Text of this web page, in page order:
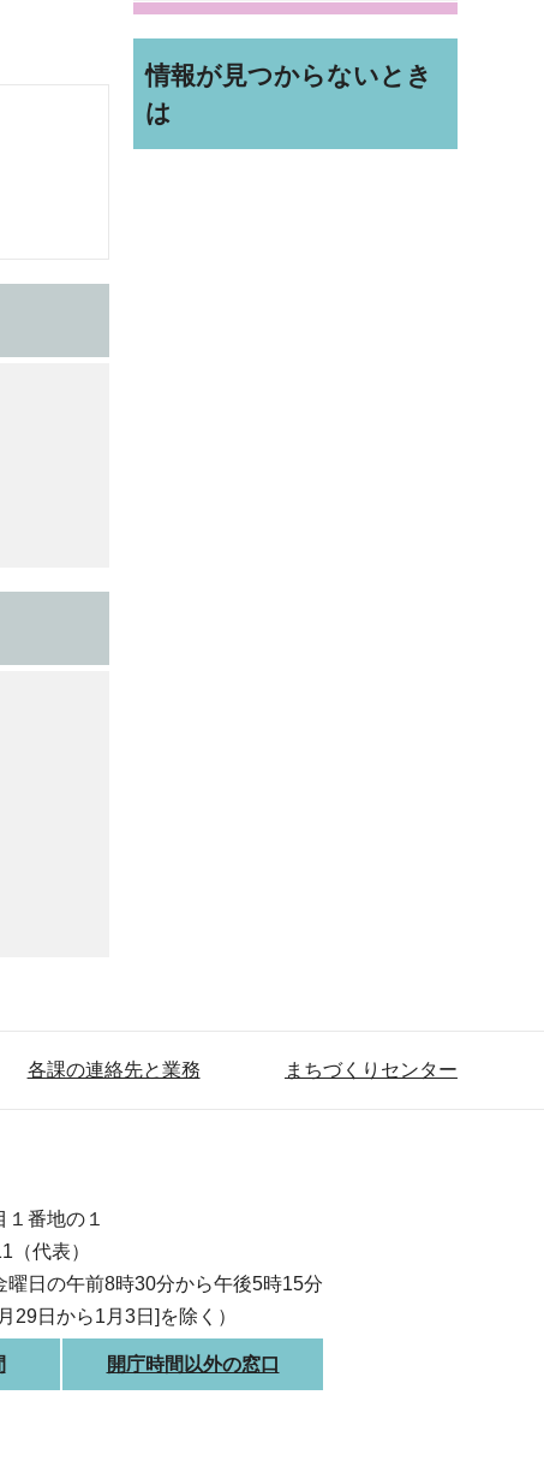
情報が見つからないとき
は
各課の連絡先と業務 まちづくりセンター
番地の１
（代表）
曜日の午前8時30分から午後5時15分
29日から1月3日]を除く）
開庁時間以外の窓口